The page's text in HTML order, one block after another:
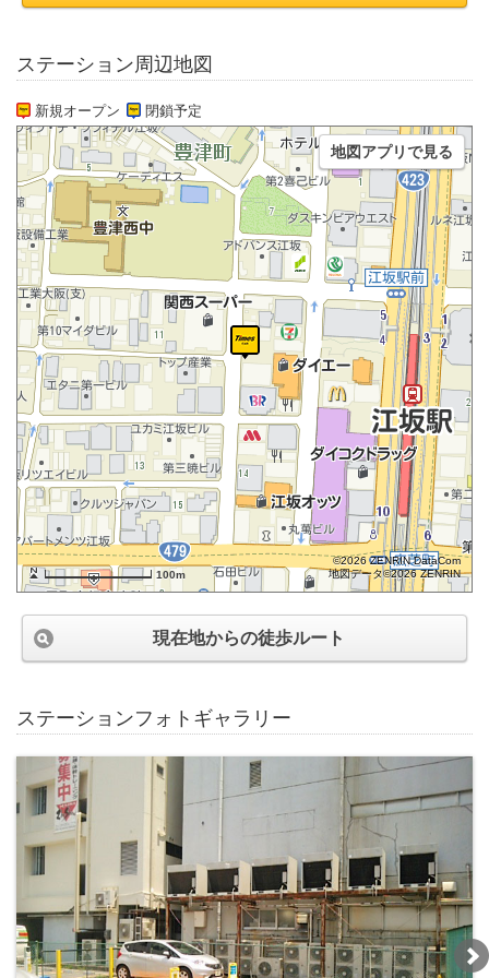
ステーション周辺地図
新規オープン 閉鎖予定
100m
©2026 ZENRIN DataCom
地図データ©2026 ZENRIN
地図アプリで見る
現在地からの徒歩ルート
ステーションフォトギャラリー